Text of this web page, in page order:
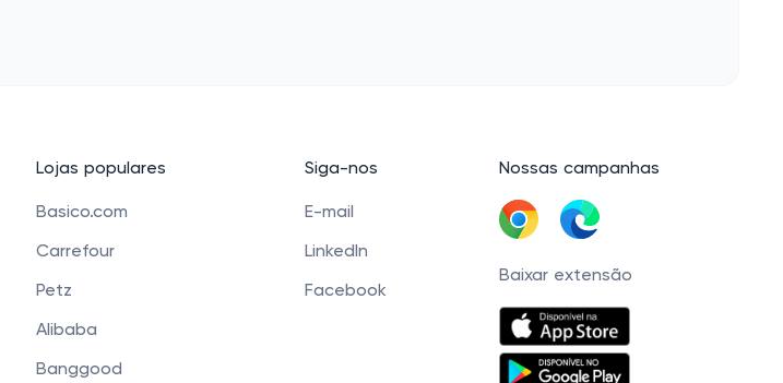
Lojas populares
Basico.com
Carrefour
Petz
Alibaba
Banggood
Siga-nos
E-mail
LinkedIn
Facebook
Nossas campanhas
Baixar extensão